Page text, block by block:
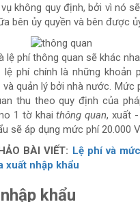
không quy định, bởi vì nó
bên ủy quyền và bên được
lệ phí thông quan sẽ khác
lệ phí chính là những khoản
quản lý bởi nhà nước. Mức
thu theo quy định của
1 tờ khaithông quan, xuất -
sẽ áp dụng mức phí 20.000
BÀI VIẾT: Lệ phí và
xuất nhập khẩu
khẩu